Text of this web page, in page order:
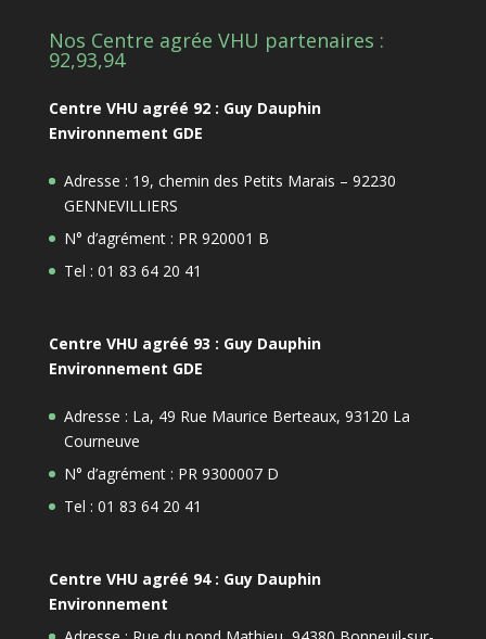
Nos Centre agrée VHU partenaires :
92,93,94
Centre VHU agréé 92 : Guy Dauphin
Environnement GDE
Adresse : 19, chemin des Petits Marais – 92230
GENNEVILLIERS
N° d’agrément : PR 920001 B
Tel : 01 83 64 20 41
Centre VHU agréé 93 : Guy Dauphin
Environnement GDE
Adresse : La, 49 Rue Maurice Berteaux, 93120 La
Courneuve
N° d’agrément : PR 9300007 D
Tel : 01 83 64 20 41
Centre VHU agréé 94 : Guy Dauphin
Environnement